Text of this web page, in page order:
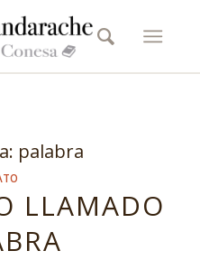
palabra
LLAMADO